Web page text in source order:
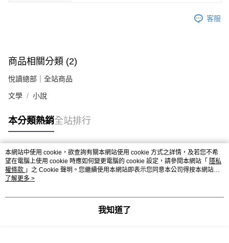
客服
商品相關分類 (2)
悅讀總部｜全站商品
文學 小說
本分類熱銷全站排行
熱門標籤
本網站中使用 cookie，欲查詢有關本網站使用 cookie 方式之詳情，及若您不希
望在電腦上使用 cookie 時應如何變更電腦的 cookie 設定，請參閱本網站「 隱私
權條款 」之 Cookie 聲明。您繼續使用本網站即表示您同意本公司得按本網站使
用條款之 Cookie 聲明使用 cookie。
了解更多 >
我知道了